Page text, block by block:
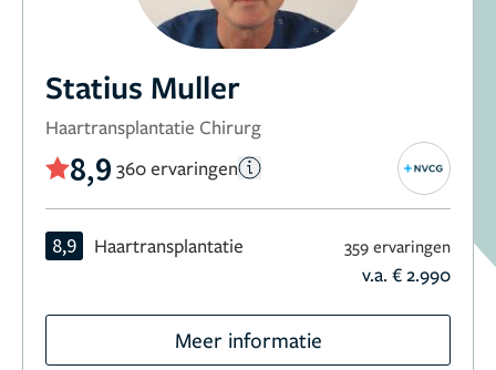
Statius Muller
Haartransplantatie Chirurg
8,9 360 ervaringen
8,9 Haartransplantatie 359 ervaringen
v.a. € 2.990
Meer informatie